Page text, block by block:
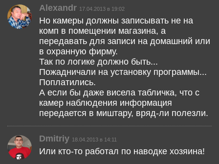
Alexandr 17.04.2013 в 19:02
Но камеры должны записывать не на
комп в помещении магазина, а
передавать для записи на домашний или
в охранную фирму.
Так по логике должно быть...
Пожадничали на установку программы...
Поплатились.
А если бы даже висела табличка, что с
камер наблюдения информация
передается в миштару, вряд-ли полезли.
Dmitriy 18.04.2013 в 14:11
Или кто-то работал по наводке хозяина!